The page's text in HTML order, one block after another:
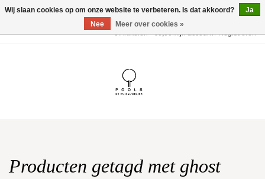
0 Artikelen - €0,00Mijn account / Registreren
Huwelijk
Producten getagd met ghost
Wij slaan cookies op om onze website te verbeteren. Is dat akkoord?
Ja
Nee
Meer over cookies »